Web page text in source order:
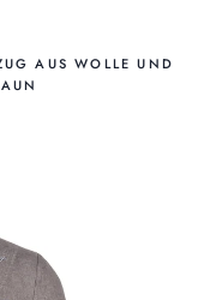
AUS WOLLE UND